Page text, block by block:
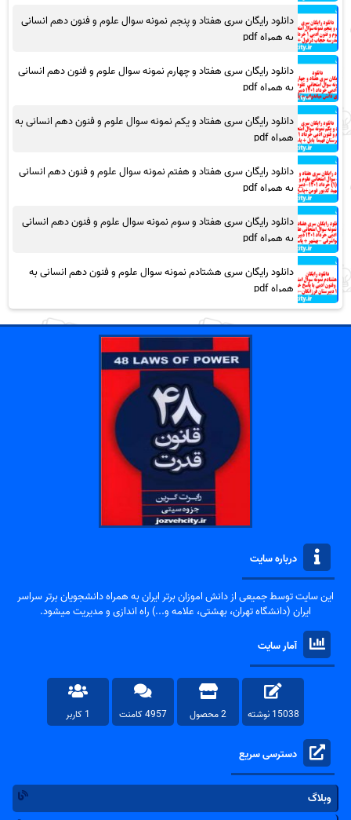
دانلود رایگان سری هفتاد و پنجم نمونه سوال علوم و فنون دهم انسانی
به همراه pdf
دانلود رایگان سری هفتاد و چهارم نمونه سوال علوم و فنون دهم انسانی
به همراه pdf
دانلود رایگان سری هفتاد و یکم نمونه سوال علوم و فنون دهم انسانی به
همراه pdf
دانلود رایگان سری هفتاد و هفتم نمونه سوال علوم و فنون دهم انسانی
به همراه pdf
دانلود رایگان سری هفتاد و سوم نمونه سوال علوم و فنون دهم انسانی
به همراه pdf
دانلود رایگان سری هشتادم نمونه سوال علوم و فنون دهم انسانی به
همراه pdf
درباره سایت
این سایت توسط جمیعی از دانش اموزان برتر ایران به همراه دانشجویان برتر سراسر
ایران (دانشگاه تهران، بهشتی، علامه و...) راه اندازی و مدیریت میشود.
آمار سایت
15038 نوشته 2 محصول 4957 کامنت 1 کاربر
دسترسی سریع
وبلاگ